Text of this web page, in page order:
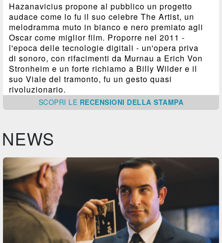
Hazanavicius propone al pubblico un progetto
audace come lo fu il suo celebre The Artist, un
melodramma muto in bianco e nero premiato agli
Oscar come miglior film. Proporre nel 2011 -
l'epoca delle tecnologie digitali - un'opera priva
di sonoro, con rifacimenti da Murnau a Erich Von
Stronheim e un forte richiamo a Billy Wilder e il
suo Viale del tramonto, fu un gesto quasi
rivoluzionario.
SCOPRI LE RECENSIONI DELLA STAMPA
NEWS